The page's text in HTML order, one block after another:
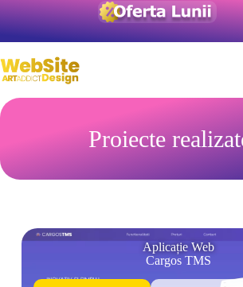
Proiecte
Aplicație Web
Cargos TMS